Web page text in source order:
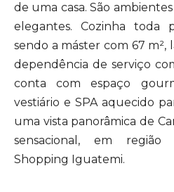
de uma casa. São
elegantes. Cozinha toda
sendo a máster com 67 m²,
dependência de serviço
conta com espaço
vestiário e SPA aquecido
uma vista panorâmica de
sensacional, em
Shopping Iguatemi.